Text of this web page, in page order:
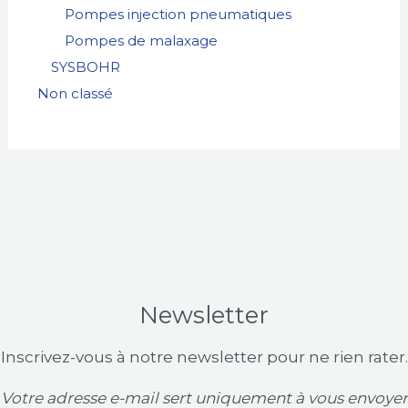
Pompes injection pneumatiques
Pompes de malaxage
SYSBOHR
Non classé
Newsletter
Inscrivez-vous à notre newsletter pour ne rien rater.
Votre adresse e-mail sert uniquement à vous envoyer